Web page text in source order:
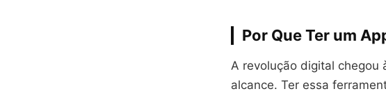
Por Que Ter um
A revolução digital chegou
alcance. Ter essa